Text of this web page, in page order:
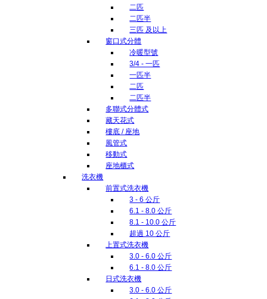
二匹
二匹半
三匹 及以上
窗口式分體
冷暖型號
3/4 - 一匹
一匹半
二匹
二匹半
多聯式分體式
藏天花式
樓底 / 座地
風管式
移動式
座地櫃式
洗衣機
前置式洗衣機
3 - 6 公斤
6.1 - 8.0 公斤
8.1 - 10.0 公斤
超過 10 公斤
上置式洗衣機
3.0 - 6.0 公斤
6.1 - 8.0 公斤
日式洗衣機
3.0 - 6.0 公斤